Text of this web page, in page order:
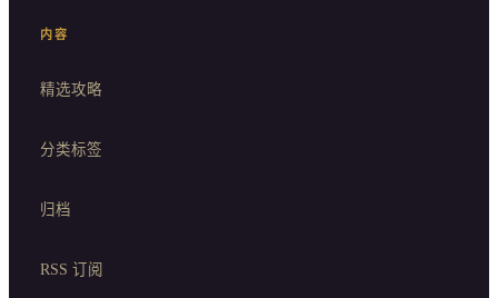
内容
精选攻略
分类标签
归档
RSS 订阅